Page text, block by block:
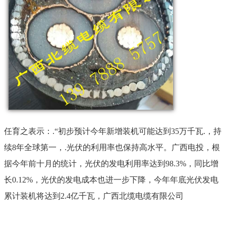
任育之表示：.“初步预计今年新增装机可能达到35万千瓦.，持
续8年全球第一，.光伏的利用率也保持高水平。广西电投，根
据今年前十月的统计，光伏的发电利用率达到98.3%，同比增
长0.12%，光伏的发电成本也进一步下降，今年年底光伏发电
累计装机将达到2.4亿千瓦，广西北缆电缆有限公司